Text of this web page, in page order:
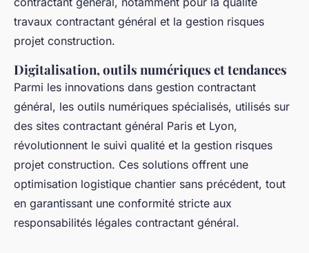
travaux contractant général et la gestion risques
projet construction.
Digitalisation, outils numériques et tendances
Parmi les innovations dans gestion contractant
général, les outils numériques spécialisés, utilisés sur
des sites contractant général Paris et Lyon,
révolutionnent le suivi qualité et la gestion risques
projet construction. Ces solutions offrent une
optimisation logistique chantier sans précédent, tout
en garantissant une conformité stricte aux
responsabilités légales contractant général.